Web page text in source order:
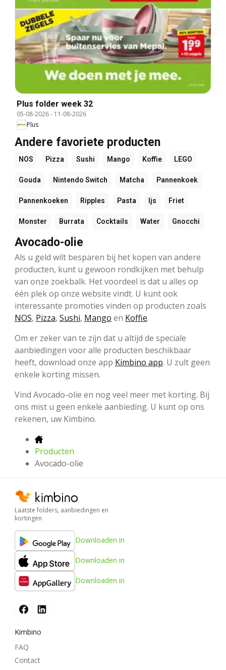
Plus folder week 32
05-08-2026- 11-08-2026
Plus
Andere favoriete producten
NOS Pizza Sushi Mango Koffie LEGO
Gouda Nintendo Switch Matcha Pannenkoek
Pannenkoeken Ripples Pasta Ijs Friet
Monster Burrata Cocktails Water Gnocchi
Avocado-olie
Als u geld wilt besparen bij het kopen van andere
producten, kunt u gewoon rondkijken met behulp
van onze zoekbalk. Het voordeel is dat u alles op
één plek op onze website vindt. U kunt ook
interessante promoties vinden op producten zoals
NOS, Pizza, Sushi, Mango en Koffie.
Om er zeker van te zijn dat u altijd de speciale
aanbiedingen voor alle producten beschikbaar
heeft, download onze app Kimbino app. U zult geen
enkele korting missen.
Vind Avocado-olie en nog veel meer met korting. Bij
ons mist u geen enkele aanbieding. U kunt op ons
rekenen, uw Kimbino.
Producten
Avocado-olie
Laatste folders, aanbiedingen en
kortingen
Downloaden in
Downloaden in
Downloaden in
Kimbino
FAQ
Contact